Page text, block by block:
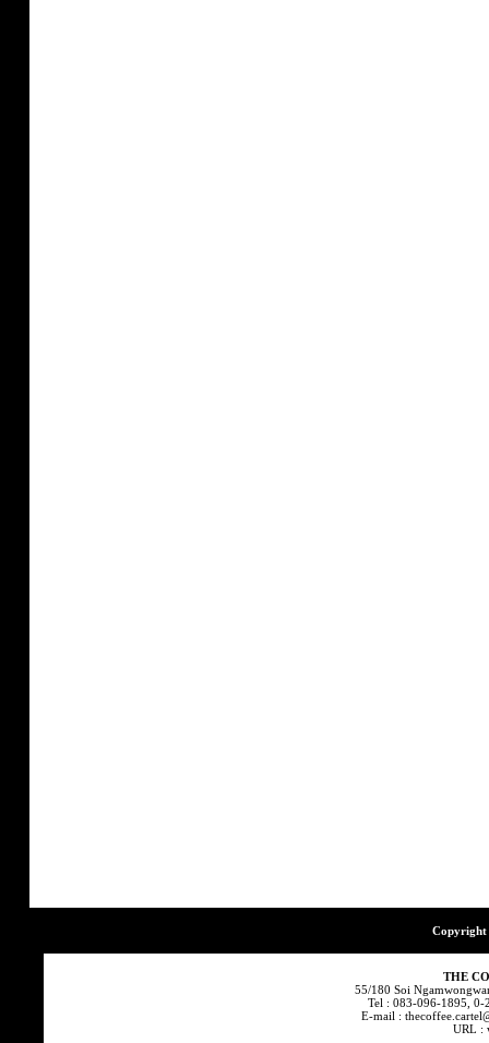
Copyright
THE
55/180 Soi
Tel : 083-096-1895,
E-mail :
URL :